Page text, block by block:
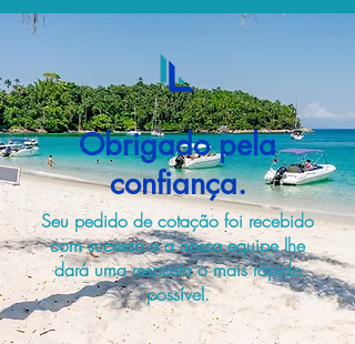
Obrigado pela
confiança.
Seu pedido de cotação foi recebido
com sucesso e a nossa equipe lhe
dará uma resposta o mais rápido
possível.